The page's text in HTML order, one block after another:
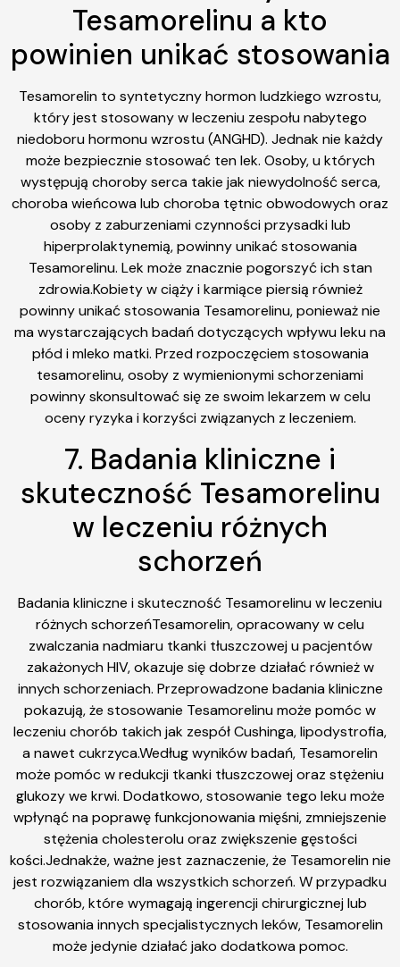
Tesamorelinu a kto
powinien unikać stosowania
Tesamorelin to syntetyczny hormon ludzkiego wzrostu,
który jest stosowany w leczeniu zespołu nabytego
niedoboru hormonu wzrostu (ANGHD). Jednak nie każdy
może bezpiecznie stosować ten lek. Osoby, u których
występują choroby serca takie jak niewydolność serca,
choroba wieńcowa lub choroba tętnic obwodowych oraz
osoby z zaburzeniami czynności przysadki lub
hiperprolaktynemią, powinny unikać stosowania
Tesamorelinu. Lek może znacznie pogorszyć ich stan
zdrowia.Kobiety w ciąży i karmiące piersią również
powinny unikać stosowania Tesamorelinu, ponieważ nie
ma wystarczających badań dotyczących wpływu leku na
płód i mleko matki. Przed rozpoczęciem stosowania
tesamorelinu, osoby z wymienionymi schorzeniami
powinny skonsultować się ze swoim lekarzem w celu
oceny ryzyka i korzyści związanych z leczeniem.
7. Badania kliniczne i
skuteczność Tesamorelinu
w leczeniu różnych
schorzeń
Badania kliniczne i skuteczność Tesamorelinu w leczeniu
różnych schorzeńTesamorelin, opracowany w celu
zwalczania nadmiaru tkanki tłuszczowej u pacjentów
zakażonych HIV, okazuje się dobrze działać również w
innych schorzeniach. Przeprowadzone badania kliniczne
pokazują, że stosowanie Tesamorelinu może pomóc w
leczeniu chorób takich jak zespół Cushinga, lipodystrofia,
a nawet cukrzyca.Według wyników badań, Tesamorelin
może pomóc w redukcji tkanki tłuszczowej oraz stężeniu
glukozy we krwi. Dodatkowo, stosowanie tego leku może
wpłynąć na poprawę funkcjonowania mięśni, zmniejszenie
stężenia cholesterolu oraz zwiększenie gęstości
kości.Jednakże, ważne jest zaznaczenie, że Tesamorelin nie
jest rozwiązaniem dla wszystkich schorzeń. W przypadku
chorób, które wymagają ingerencji chirurgicznej lub
stosowania innych specjalistycznych leków, Tesamorelin
może jedynie działać jako dodatkowa pomoc.